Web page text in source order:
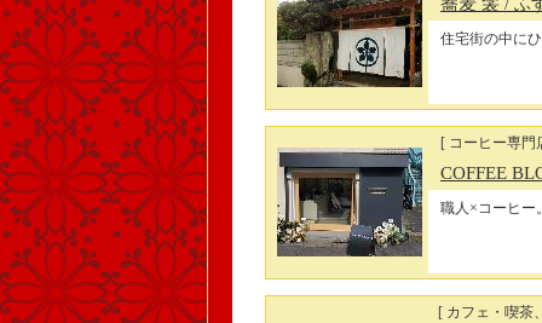
/ ふ
住宅街の中に
[ コーヒー専門
COFFEE
職人×コーヒー
[ カフェ・喫茶